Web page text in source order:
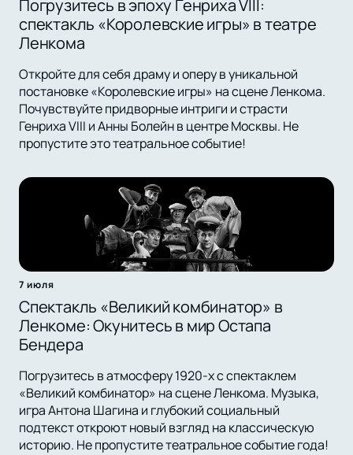
Погрузитесь в эпоху Генриха VIII:
спектакль «Королевские игры» в театре
Ленкома
Откройте для себя драму и оперу в уникальной
постановке «Королевские игры» на сцене Ленкома.
Почувствуйте придворные интриги и страсти
Генриха VIII и Анны Болейн в центре Москвы. Не
пропустите это театральное событие!
7 июля
Спектакль «Великий комбинатор» в
Ленкоме: Окунитесь в мир Остапа
Бендера
Погрузитесь в атмосферу 1920-х с спектаклем
«Великий комбинатор» на сцене Ленкома. Музыка,
игра Антона Шагина и глубокий социальный
подтекст откроют новый взгляд на классическую
историю. Не пропустите театральное событие года!